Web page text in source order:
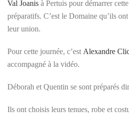
Val Joanis à Pertuis pour démarrer
préparatifs. C’est le Domaine qu’ils
leur union.
Pour cette journée, c’est Alexandre
accompagné à la vidéo.
Déborah et Quentin se sont préparés
Ils ont choisis leurs tenues, robe et